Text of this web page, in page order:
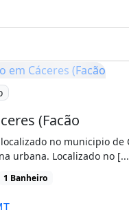
Cáceres (Facão
(Facão
no municipio de
urbana. Localizado no
1 Banheiro